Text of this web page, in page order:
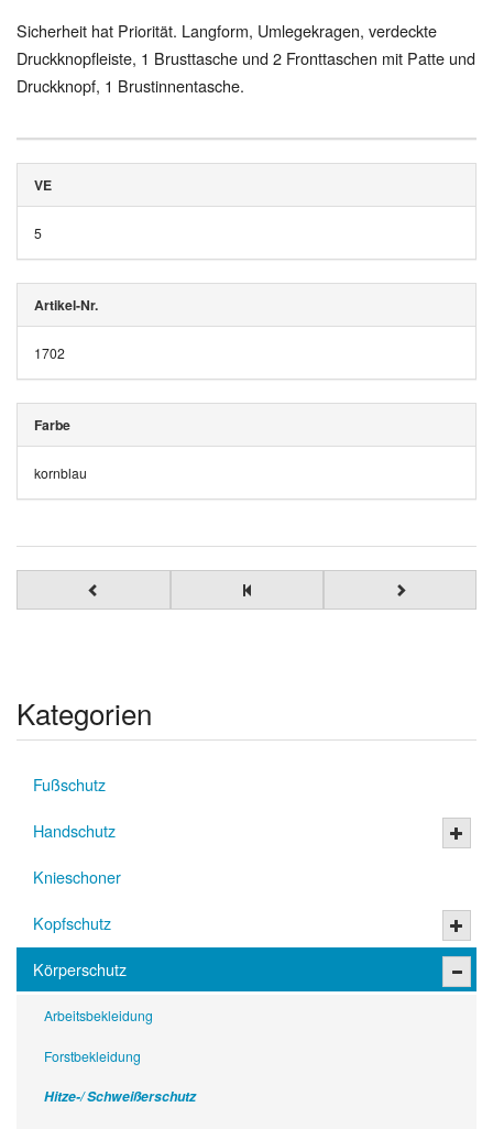
Sicherheit hat Priorität. Langform, Umlegekragen, verdeckte
Druckknopfleiste, 1 Brusttasche und 2 Fronttaschen mit Patte und
Druckknopf, 1 Brustinnentasche.
VE
5
Artikel-Nr.
1702
Farbe
kornblau
Kategorien
Fußschutz
Handschutz
Knieschoner
Kopfschutz
Körperschutz
Arbeitsbekleidung
Forstbekleidung
Hitze-/ Schweißerschutz